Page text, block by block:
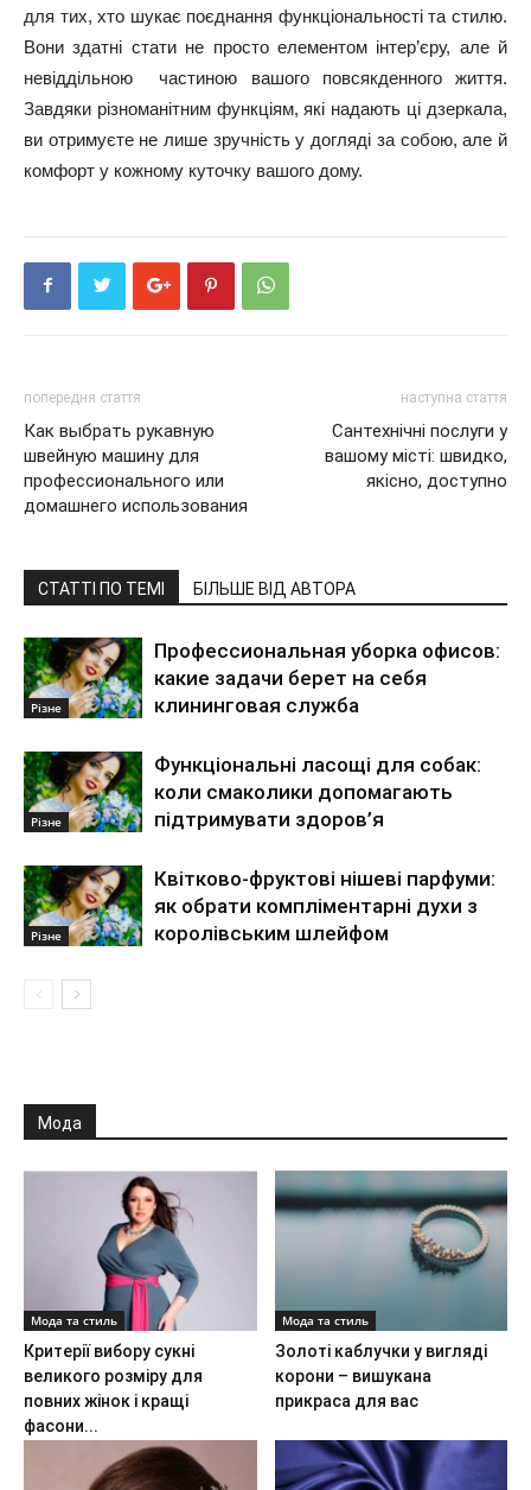
для тих, хто шукає поєднання функціональності та стилю.
Вони здатні стати не просто елементом інтер’єру, але й
невіддільною частиною вашого повсякденного життя.
Завдяки різноманітним функціям, які надають ці дзеркала,
ви отримуєте не лише зручність у догляді за собою, але й
комфорт у кожному куточку вашого дому.
попередня стаття
Как выбрать рукавную
швейную машину для
профессионального или
домашнего использования
наступна стаття
Сантехнічні послуги у
вашому місті: швидко,
якісно, доступно
СТАТТІ ПО ТЕМІ БІЛЬШЕ ВІД АВТОРА
Різне
Профессиональная уборка офисов:
какие задачи берет на себя
клининговая служба
Різне
Функціональні ласощі для собак:
коли смаколики допомагають
підтримувати здоров’я
Різне
Квітково-фруктові нішеві парфуми:
як обрати компліментарні духи з
королівським шлейфом
Мода
Мода та стиль
Критерії вибору сукні
великого розміру для
повних жінок і кращі
фасони...
Мода та стиль
Золоті каблучки у вигляді
корони – вишукана
прикраса для вас